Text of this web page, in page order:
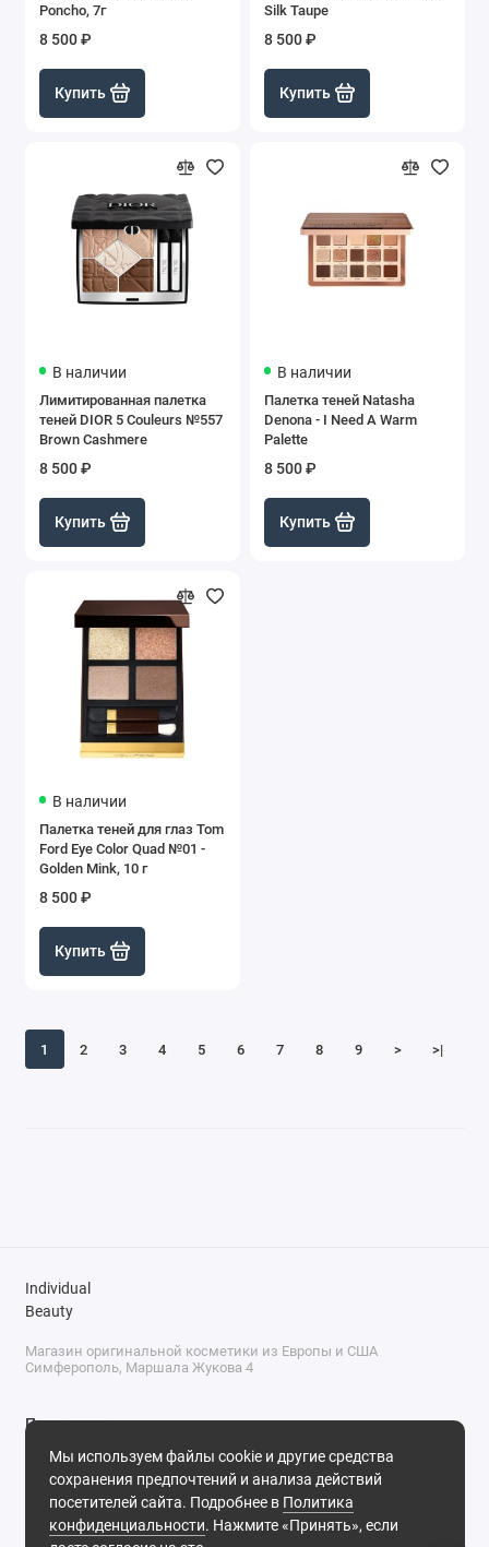
Poncho, 7г
8 500 ₽
Купить
Silk Taupe
8 500 ₽
Купить
В наличии
Лимитированная палетка
теней DIOR 5 Couleurs №557
Brown Cashmere
8 500 ₽
Купить
В наличии
Палетка теней Natasha
Denona - I Need A Warm
Palette
8 500 ₽
Купить
В наличии
Палетка теней для глаз Tom
Ford Eye Color Quad №01 -
Golden Mink, 10 г
8 500 ₽
Купить
1 2 3 4 5 6 7 8 9 > >|
Мы используем файлы cookie и другие средства
сохранения предпочтений и анализа действий
посетителей сайта. Подробнее в Политика
конфиденциальности. Нажмите «Принять», если
Individual
Beauty
Магазин оригинальной косметики из Европы и США
Симферополь, Маршала Жукова 4
Поддержка
+7 (978) 586-46-46
ПН-ПТ: 9:00 - 18:00
Суббота: 9:00 - 17:00
Воскресенье: выходной